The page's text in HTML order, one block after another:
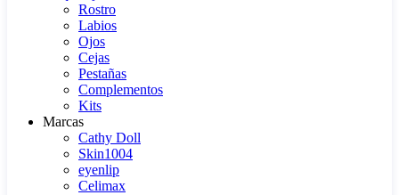
Rostro
Labios
Ojos
Cejas
Pestañas
Complementos
Kits
Marcas
Cathy Doll
Skin1004
eyenlip
Celimax